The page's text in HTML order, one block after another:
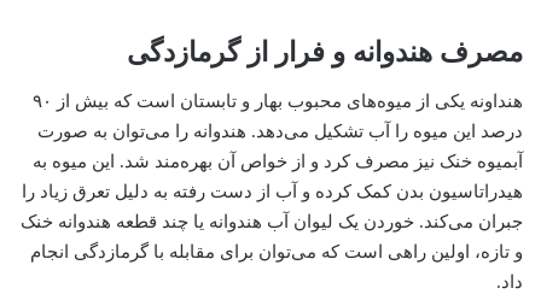
مصرف هندوانه و فرار از گرمازدگی
هنداونه یکی از میوه‌های محبوب بهار و تابستان است که بیش از ۹۰
درصد این میوه را آب تشکیل می‌دهد. هندوانه را می‌توان به صورت
آبمیوه خنک نیز مصرف کرد و از خواص آن بهره‌مند شد. این میوه به
هیدراتاسیون بدن کمک کرده و آب از دست رفته به دلیل تعرق زیاد را
جبران می‌کند. خوردن یک لیوان آب هندوانه یا چند قطعه هندوانه خنک
و تازه، اولین راهی است که می‌توان برای مقابله با گرمازدگی انجام
داد.